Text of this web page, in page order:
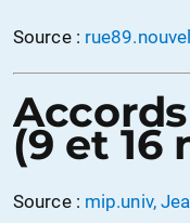
Source :
(9 et 16
Source : mip.univ,